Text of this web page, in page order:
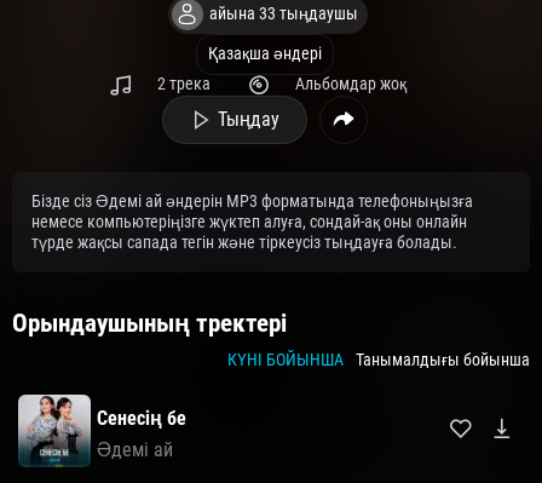
айына 33 тыңдаушы
Қазақша әндері
2 трека
Альбомдар жоқ
Тыңдау
Бізде сіз Әдемі ай әндерін MP3 форматында телефоныңызға
немесе компьютеріңізге жүктеп алуға, сондай-ақ оны онлайн
түрде жақсы сапада тегін және тіркеусіз тыңдауға болады.
Орындаушының тректері
КҮНІ БОЙЫНША Танымалдығы бойынша
Сенесің бе
Әдемі ай